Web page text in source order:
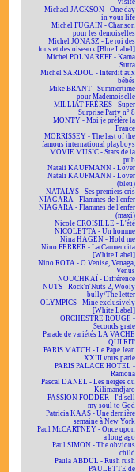
visite
Michael JACKSON - One day
in your life
Michel FUGAIN - Chanson
pour les demoiselles
Michel JONASZ - Le roi des
fous et des oiseaux [Blue Label]
Michel POLNAREFF - Kama
Sutra
Michel SARDOU - Interdit aux
bébés
Mike BRANT - Summertime
pour Mademoiselle
MILLIAT FRÈRES - Super
Surprise Party n° 8
MONTY - Moi je préfère la
France
MORRISSEY - The last of the
famous international playboys
MOVIE MUSIC - Stars de la
pub
Natali KAUFMANN - Lover
Natali KAUFMANN - Lover
(bleu)
NATALYS - Ses premiers cris
NIAGARA - Flammes de l'enfer
NIAGARA - Flammes de l'enfer
(maxi)
Nicole CROISILLE - L'été
NICOLETTA - Un homme
Nina HAGEN - Hold me
Nino FERRER - La Carmencita
[White Label]
Nino ROTA - O Venise, Venaga,
Venus
NOUCHKAÏ - Différence
NUTS - Rock'n'Nuts 2, Wooly
bully/The letter
OLYMPICS - Mine exclusively
[White Label]
ORCHESTRE ROUGE -
Seconds grate
Parade de variétés LA VACHE
QUI RIT
PARIS MATCH - Le Pape Jean
XXIII vous parle
PARIS PALACE HOTEL -
Ramona
Pascal DANEL - Les neiges du
Kilimandjaro
PASSION FODDER - I'd sell
my soul to God
Patricia KAAS - Une dernière
semaine à New York
Paul McCARTNEY - Once upon
a long ago
Paul SIMON - The obvious
child
Paula ABDUL - Rush rush
PAULETTE de